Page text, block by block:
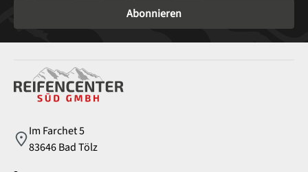
Abonnieren
Im Farchet 5
83646 Bad Tölz